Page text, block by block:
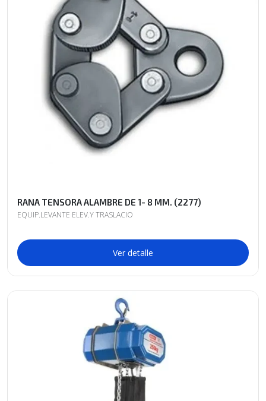
RANA TENSORA ALAMBRE DE 1- 8 MM. (2277)
EQUIP.LEVANTE ELEV.Y TRASLACIO
Ver detalle